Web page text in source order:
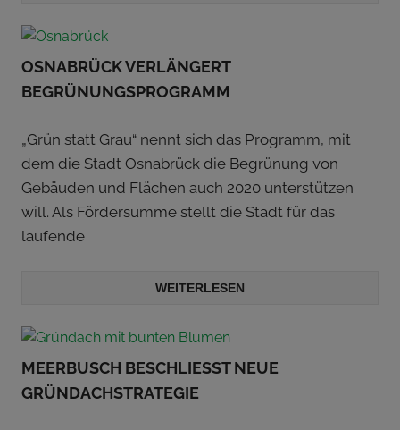
OSNABRÜCK VERLÄNGERT
BEGRÜNUNGSPROGRAMM
„Grün statt Grau“ nennt sich das Programm, mit
dem die Stadt Osnabrück die Begrünung von
Gebäuden und Flächen auch 2020 unterstützen
will. Als Fördersumme stellt die Stadt für das
laufende
WEITERLESEN
MEERBUSCH BESCHLIESST NEUE G
RÜNDACHSTRATEGIE